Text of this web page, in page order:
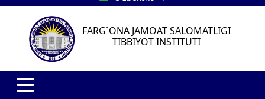
FARG`ONA JAMOAT SALOMATLIGI
TIBBIYOT INSTITUTI